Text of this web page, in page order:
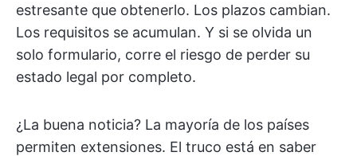
estresante que obtenerlo. Los plazos cambian.
Los requisitos se acumulan. Y si se olvida un
solo formulario, corre el riesgo de perder su
estado legal por completo.
¿La buena noticia? La mayoría de los países
permiten extensiones. El truco está en saber